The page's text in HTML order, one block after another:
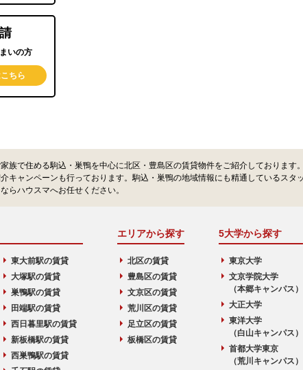
いの方
ちら
族で住める駒込・巣鴨を中心に北区・豊島区の賃貸物件をご紹介しておりま
キャンペーンも行っております。駒込・巣鴨の地域情報にも精通しているス
らハウスマへお任せください。
東大前駅の賃貸
大塚駅の賃貸
巣鴨駅の賃貸
田端駅の賃貸
西日暮里駅の賃貸
新板橋駅の賃貸
西巣鴨駅の賃貸
エリアから探す
北区の賃貸
豊島区の賃貸
文京区の賃貸
荒川区の賃貸
足立区の賃貸
板橋区の賃貸
5大学から探す
東京大学
文京学院大学
（本郷キャンパス）
大正大学
東洋大学
（白山キャンパス）
首都大学東京
（荒川キャンパス）